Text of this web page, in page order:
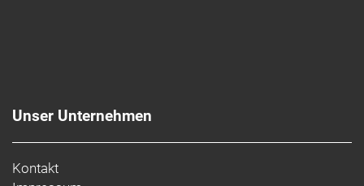
Unser Unternehmen
Kontakt